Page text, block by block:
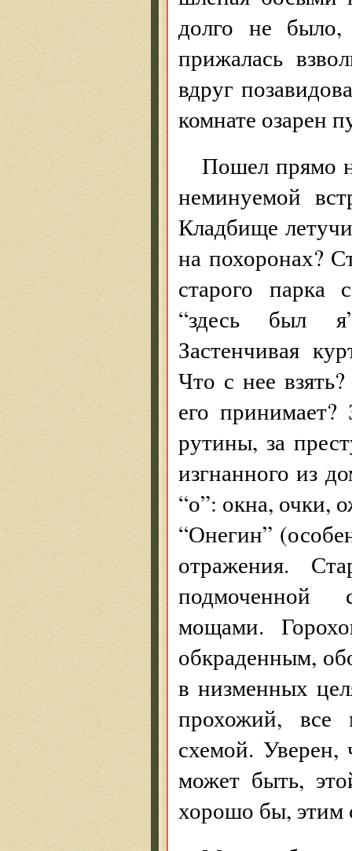
долго не было,
прижалась
вдруг
комнате озарен
Пошел прямо
неминуемой
Кладбище
на похоронах?
старого парка
“здесь был
Застенчивая
Что с нее
его
рутины, за
изгнанного из
“о”: окна, очки,
“Онегин”
отражения.
подмоченной
мощами.
обкраденным,
в низменных
прохожий, все
схемой. Уверен,
может быть,
хорошо бы, этим